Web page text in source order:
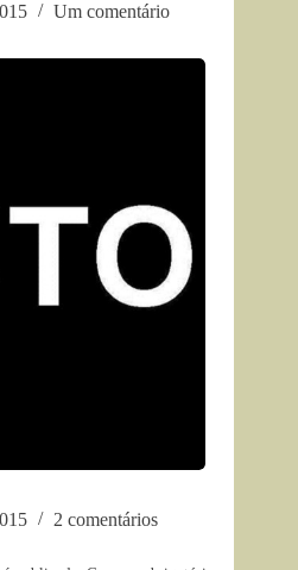
Um comentário
2 comentários